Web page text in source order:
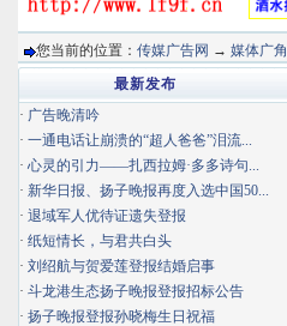
您当前的位置： 传媒广告网 → 媒体广角
最新发布
· 广告晚清吟
· 一通电话让崩溃的“超人爸爸”泪流...
· 心灵的引力——扎西拉姆·多多诗句...
· 新华日报、扬子晚报再度入选中国50...
· 退域军人优待证遗失登报
· 纸短情长，与君共白头
· 刘绍航与贺爱莲登报结婚启事
· 斗龙港生态扬子晚报登报招标公告
· 扬子晚报登报孙晓梅生日祝福